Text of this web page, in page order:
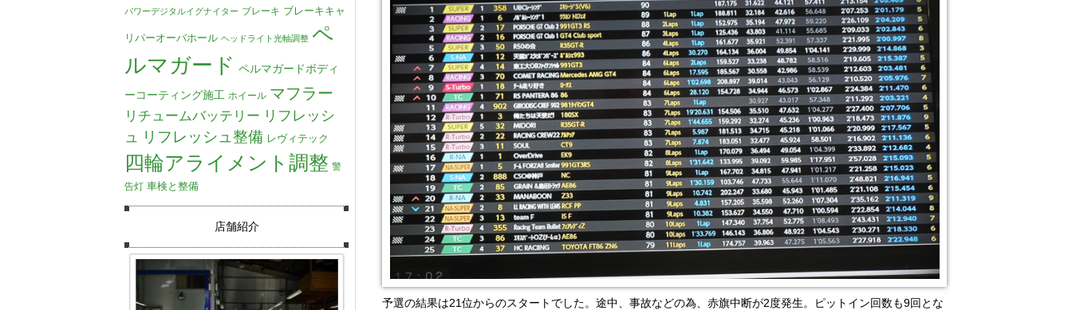
予選の結果は21位からのスタートでした。途中、事故などの為、赤旗中断が2度発生。ピットイン回数も9回とな
パワーデジタルイグナイター ブレーキ ブレーキキャ
リパーオーバホール ヘッドライト光軸調整 ペ
ルマガード ペルマガードボディ
ーコーティング施工 ホイール マフラー
リチュームバッテリー リフレッシ
ュ
リフレッシュ整備 レヴィテック
四輪アライメント調整 警
告灯 車検と整備
店舗紹介